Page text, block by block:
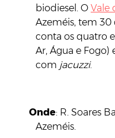
biodiesel. O Vale
Azeméis, tem
conta os quatro
Ar, Água e
com jacuzzi.
Onde: R. Soares
Azeméis.